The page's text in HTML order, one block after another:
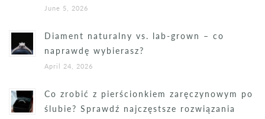
June 5, 2026
Diament naturalny vs. lab-grown – co
naprawdę wybierasz?
April 24, 2026
Co zrobić z pierścionkiem zaręczynowym po
ślubie? Sprawdź najczęstsze rozwiązania